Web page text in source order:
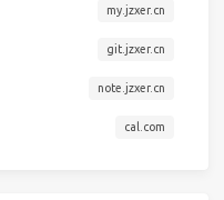
my.jzxer.cn
git.jzxer.cn
note.jzxer.cn
cal.com